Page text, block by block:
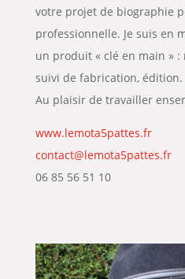
votre projet de biographie
professionnelle. Je suis en
un produit « clé en main » :
suivi de fabrication, édition.
Au plaisir de travailler
www.lemota5pattes.fr
contact@lemota5pattes.fr
06 85 56 51 10